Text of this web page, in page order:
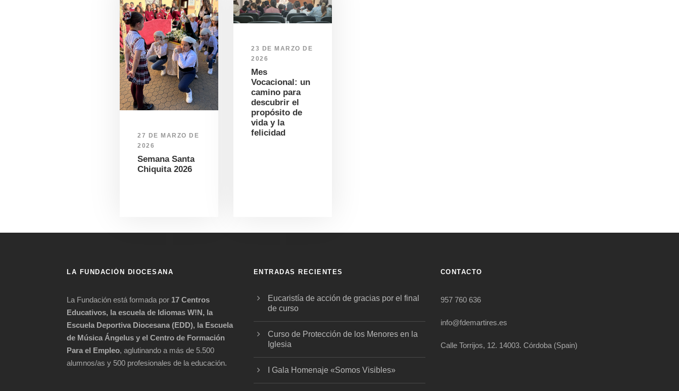
27 DE MARZO DE
2026
Semana Santa
Chiquita 2026
23 DE MARZO DE
2026
Mes
Vocacional: un
camino para
descubrir el
propósito de
vida y la
felicidad
LA FUNDACIÓN DIOCESANA
La Fundación está formada por 17 Centros
Educativos, la escuela de Idiomas W!N, la
Escuela Deportiva Diocesana (EDD), la Escuela
de Música Ángelus y el Centro de Formación
Para el Empleo, aglutinando a más de 5.500
alumnos/as y 500 profesionales de la educación.
ENTRADAS RECIENTES
Eucaristía de acción de gracias por el final
de curso
Curso de Protección de los Menores en la
Iglesia
I Gala Homenaje «Somos Visibles»
CONTACTO
957 760 636
info@fdemartires.es
Calle Torrijos, 12. 14003. Córdoba (Spain)